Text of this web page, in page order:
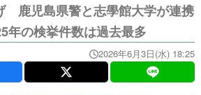
鹿児島県警と志學館大学が連携
の検挙件数は過去最多
2026年6月3日(水) 18:25